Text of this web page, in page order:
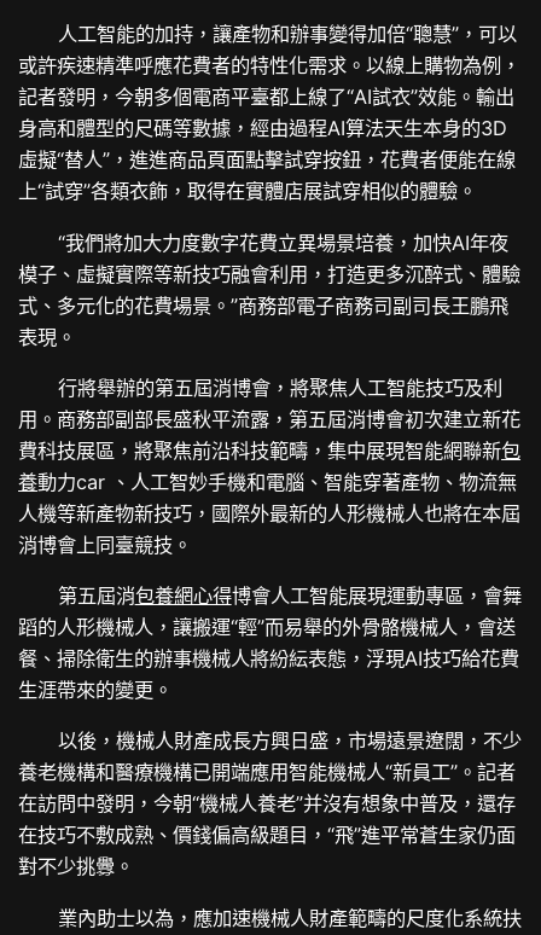
人工智能的加持，讓產物和辦事變得加倍“聰慧”，可以
或許疾速精準呼應花費者的特性化需求。以線上購物為例，
記者發明，今朝多個電商平臺都上線了“AI試衣”效能。輸出
身高和體型的尺碼等數據，經由過程AI算法天生本身的3D
虛擬“替人”，進進商品頁面點擊試穿按鈕，花費者便能在線
上“試穿”各類衣飾，取得在實體店展試穿相似的體驗。
“我們將加大力度數字花費立異場景培養，加快AI年夜
模子、虛擬實際等新技巧融會利用，打造更多沉醉式、體驗
式、多元化的花費場景。”商務部電子商務司副司長王鵬飛
表現。
行將舉辦的第五屆消博會，將聚焦人工智能技巧及利
用。商務部副部長盛秋平流露，第五屆消博會初次建立新花
費科技展區，將聚焦前沿科技範疇，集中展現智能網聯新包
養動力car 、人工智妙手機和電腦、智能穿著產物、物流無
人機等新產物新技巧，國際外最新的人形機械人也將在本屆
消博會上同臺競技。
第五屆消包養網心得博會人工智能展現運動專區，會舞
蹈的人形機械人，讓搬運“輕”而易舉的外骨骼機械人，會送
餐、掃除衛生的辦事機械人將紛紜表態，浮現AI技巧給花費
生涯帶來的變更。
以後，機械人財產成長方興日盛，市場遠景遼闊，不少
養老機構和醫療機構已開端應用智能機械人“新員工”。記者
在訪問中發明，今朝“機械人養老”并沒有想象中普及，還存
在技巧不敷成熟、價錢偏高級題目，“飛”進平常蒼生家仍面
對不少挑釁。
業內助士以為，應加速機械人財產範疇的尺度化系統扶